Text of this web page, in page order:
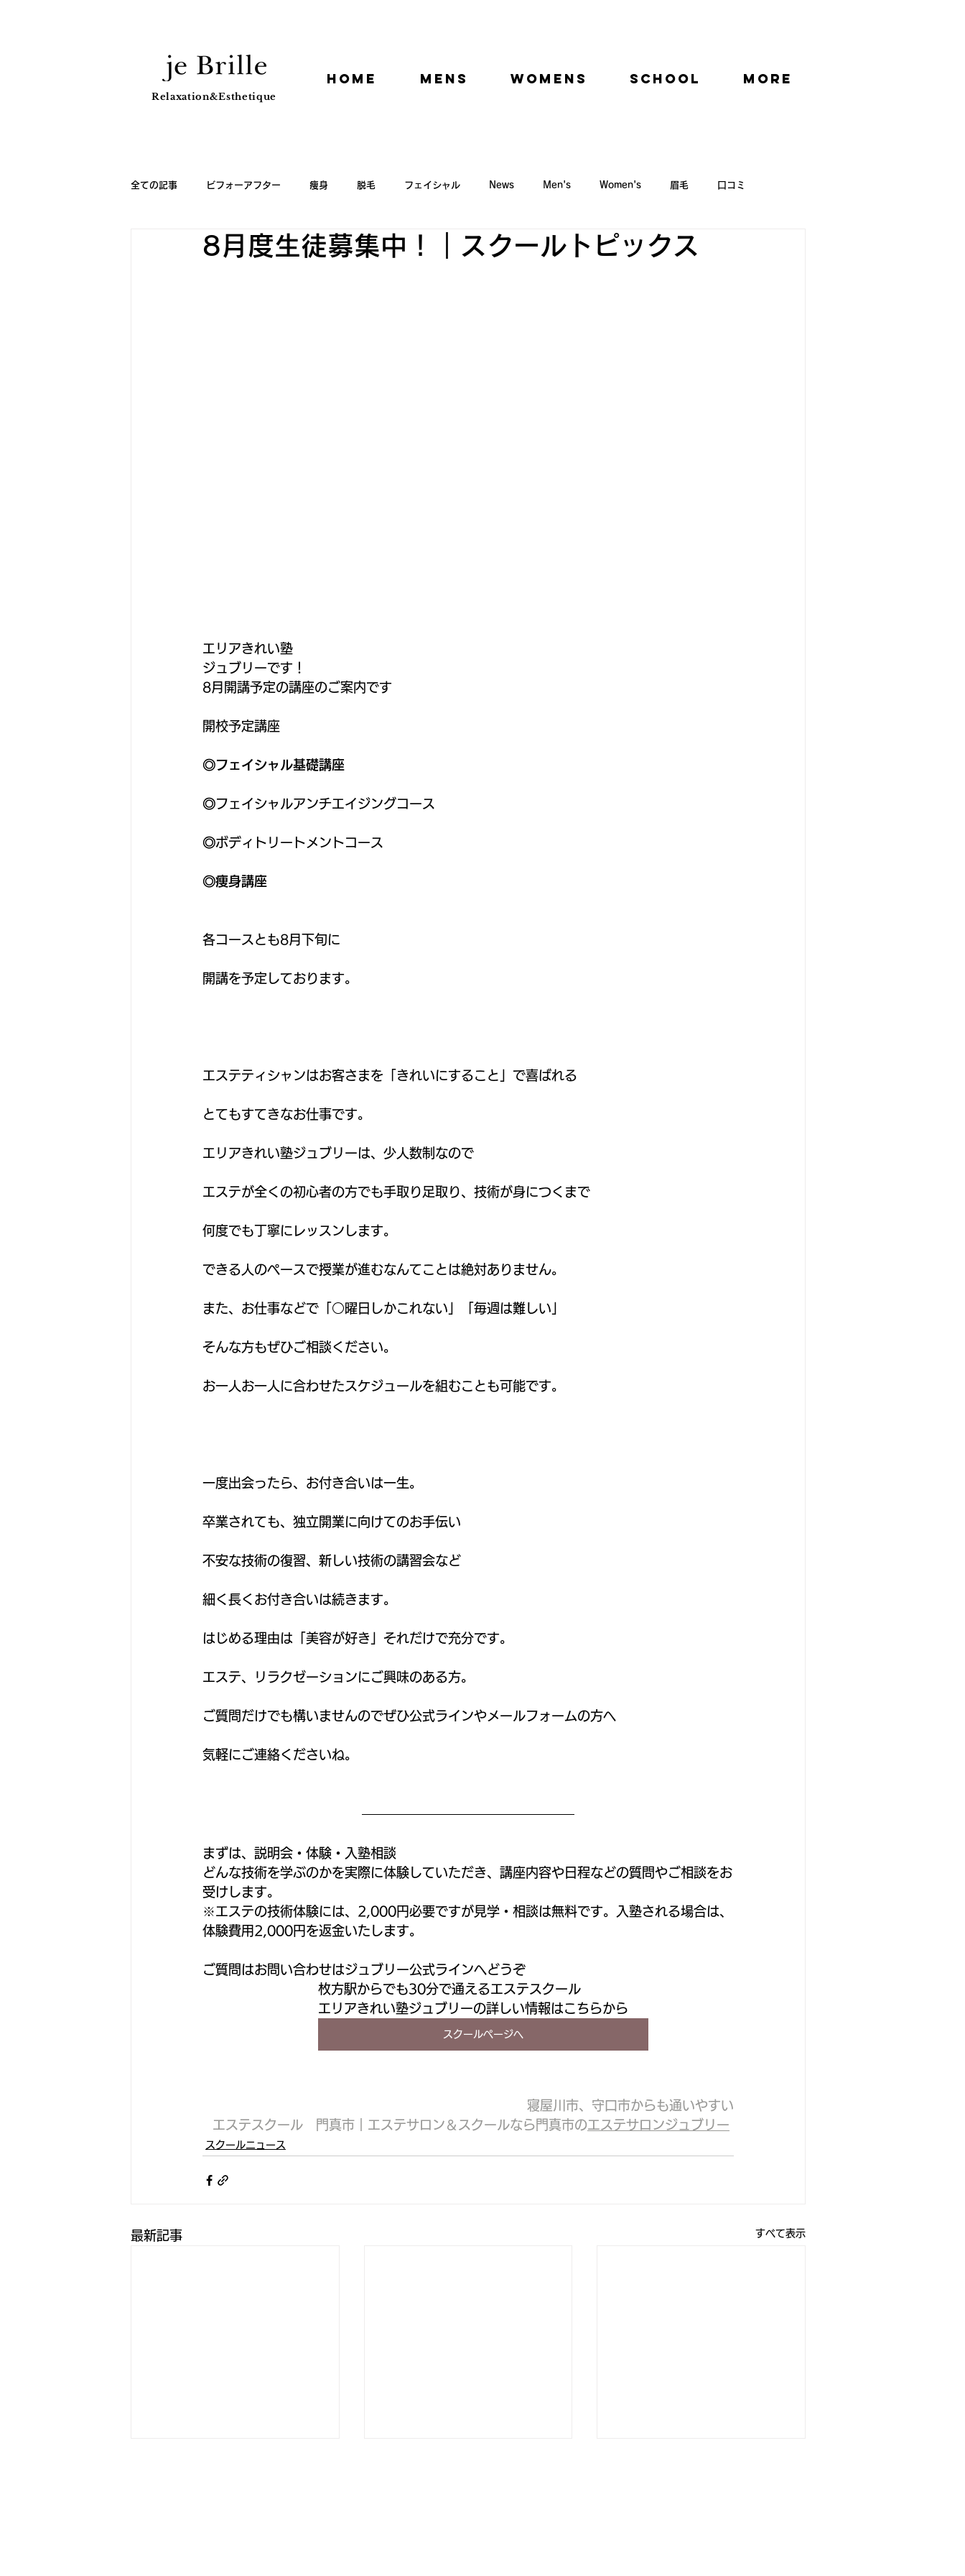
Relaxation&Esthetique
HOME MENS WOMENS SCHOOL More
全ての記事 ビフォーアフター 痩身 脱毛 フェイシャル News Men's Women's 眉毛 口コミ
スクールスケジュール スクールニュース
8月度生徒募集中！｜スクールトピックス
エリアきれい塾
ジュブリーです！
8月開講予定の講座のご案内です
開校予定講座
◎フェイシャル基礎講座
◎フェイシャルアンチエイジングコース
◎ボディトリートメントコース
◎痩身講座
各コースとも8月下旬に
開講を予定しております。
エステティシャンはお客さまを「きれいにすること」で喜ばれる
とてもすてきなお仕事です。
エリアきれい塾ジュブリーは、少人数制なので
エステが全くの初心者の方でも手取り足取り、技術が身につくまで
何度でも丁寧にレッスンします。
できる人のペースで授業が進むなんてことは絶対ありません。
また、お仕事などで「○曜日しかこれない」「毎週は難しい」
そんな方もぜひご相談ください。
お一人お一人に合わせたスケジュールを組むことも可能です。
一度出会ったら、お付き合いは一生。
卒業されても、独立開業に向けてのお手伝い
不安な技術の復習、新しい技術の講習会など
細く長くお付き合いは続きます。
はじめる理由は「美容が好き」それだけで充分です。
エステ、リラクゼーションにご興味のある方。
ご質問だけでも構いませんのでぜひ公式ラインやメールフォームの方へ
気軽にご連絡くださいね。
まずは、説明会・体験・入塾相談
どんな技術を学ぶのかを実際に体験していただき、講座内容や日程などの質問やご相談をお
受けします。
※エステの技術体験には、2,000円必要ですが見学・相談は無料です。入塾される場合は、
体験費用2,000円を返金いたします。
ご質問はお問い合わせはジュブリー公式ラインへどうぞ
枚方駅からでも30分で通えるエステスクール
エリアきれい塾ジュブリーの詳しい情報はこちらから
スクールページへ
寝屋川市、守口市からも通いやすい
エステスクール　門真市｜エステサロン＆スクールなら門真市のエステサロンジュブリー
スクールニュース
最新記事 すべて表示